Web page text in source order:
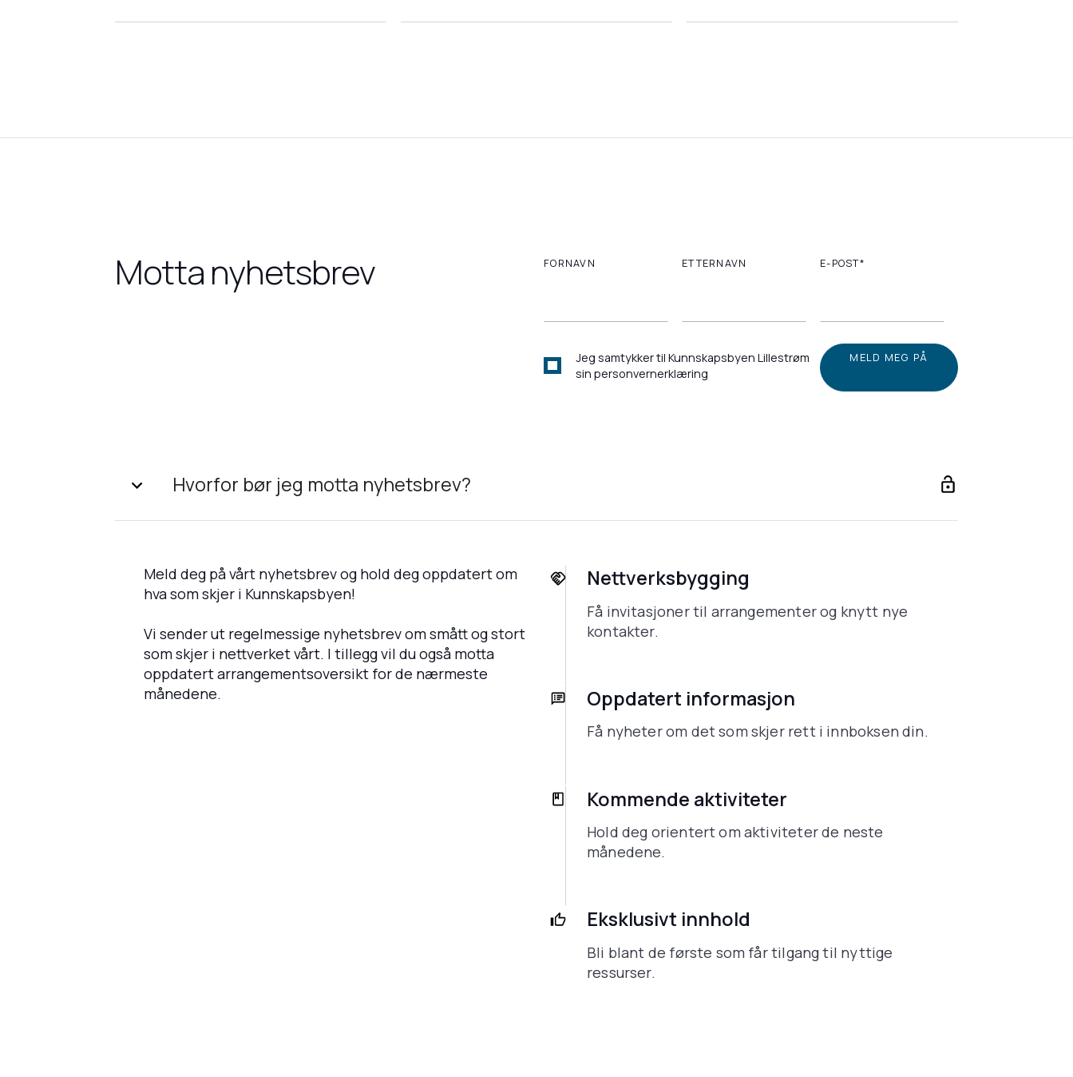
Motta nyhetsbrev FORNAVN ETTERNAVN E-POST*
Jeg samtykker til Kunnskapsbyen Lillestrøm
sin personvernerklæring
Hvorfor bør jeg motta nyhetsbrev?
Meld deg på vårt nyhetsbrev og hold deg oppdatert om
hva som skjer i Kunnskapsbyen!
Vi sender ut regelmessige nyhetsbrev om smått og stort
som skjer i nettverket vårt. I tillegg vil du også motta
oppdatert arrangementsoversikt for de nærmeste
månedene.
Nettverksbygging
Få invitasjoner til arrangementer og knytt nye
kontakter.
Oppdatert informasjon
Få nyheter om det som skjer rett i innboksen din.
Kommende aktiviteter
Hold deg orientert om aktiviteter de neste
månedene.
Eksklusivt innhold
Bli blant de første som får tilgang til nyttige
ressurser.